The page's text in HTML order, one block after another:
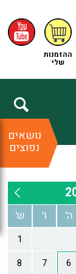
ההזמנות
שלי
נושאים
נפוצים